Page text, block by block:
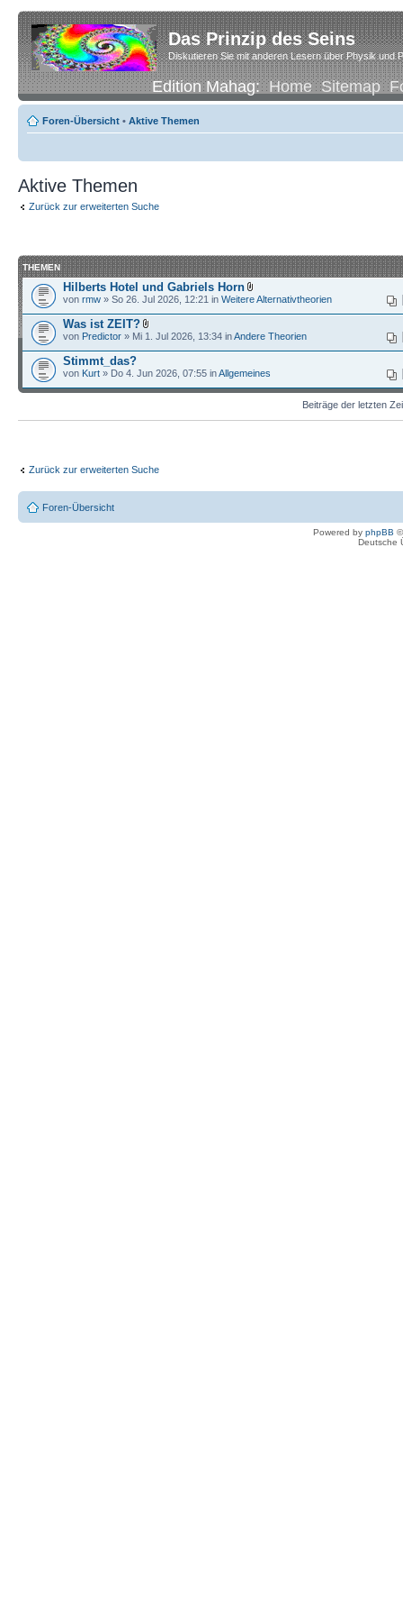
Das Prinzip des Seins
Diskutieren Sie mit anderen Lesern über Physik und
Edition Mahag:Home Sitemap
Foren-Übersicht • Aktive Themen
Aktive Themen
Zurück zur erweiterten Suche
THEMEN
Hilberts Hotel und Gabriels Horn
von rmw » So 26. Jul 2026, 12:21 in Weitere Alternativtheorien
Was ist ZEIT?
von Predictor » Mi 1. Jul 2026, 13:34 inAndere Theorien
Stimmt_das?
von Kurt » Do 4. Jun 2026, 07:55 inAllgemeines
Beiträge der letzten
Zurück zur erweiterten Suche
Foren-Übersicht
Powered by phpBB
Deutsche